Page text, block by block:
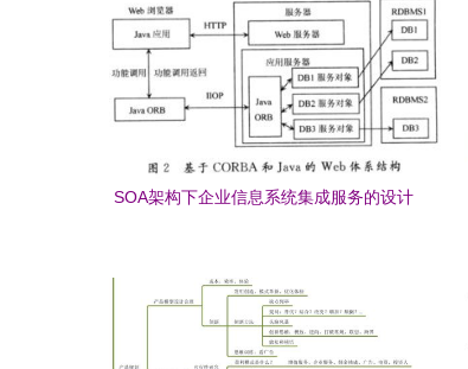
SOA架构下企业信息系统集成服务的设计